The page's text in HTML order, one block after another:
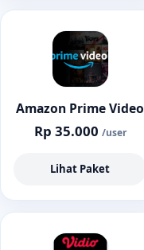
Amazon Prime Video
Rp 35.000 /user
Lihat Paket